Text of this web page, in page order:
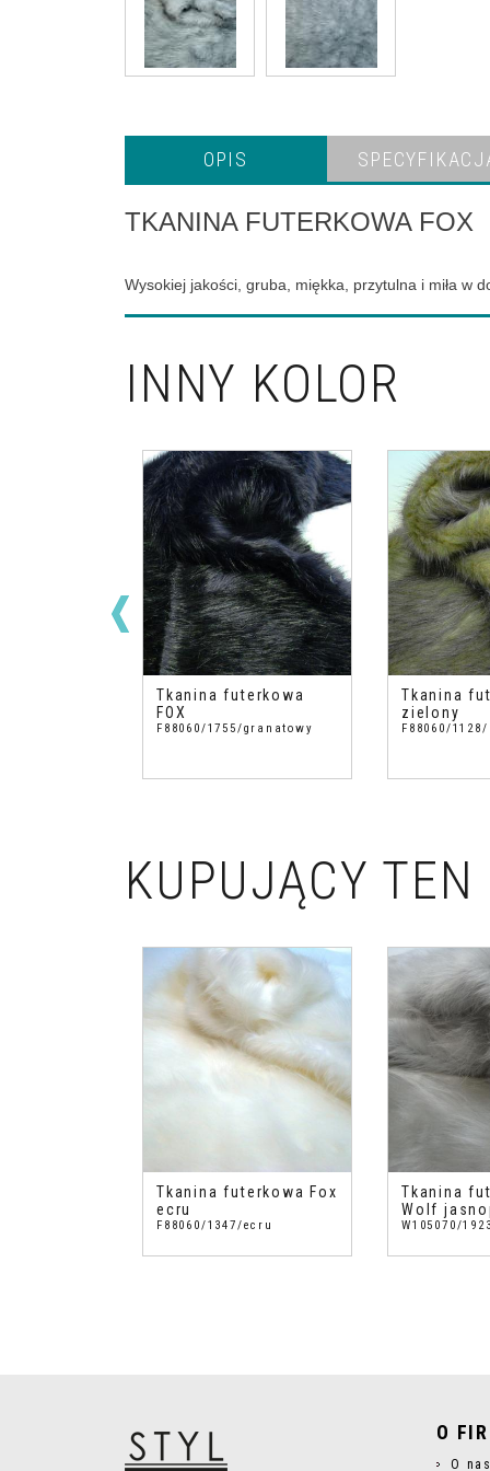
OPIS
TKANINA FUTERKOWA FOX
Wysokiej jakości, gruba, miękka, przytulna i miła w
INNY KOLOR
Tkanina futerkowa
FOX
F88060/1755/granatowy
Tkanina
zielony
F88060/
KUPUJĄCY
Tkanina futerkowa Fox
ecru
F88060/1347/ecru
Tkanina
Wolf
W105070/
O
O